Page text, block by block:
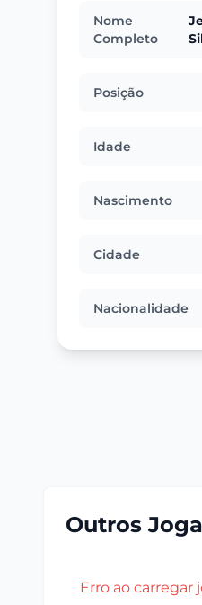
Nome
Completo
Posição
Idade
Nascimento
Cidade
Nacionalidade
Outros
Erro ao carregar